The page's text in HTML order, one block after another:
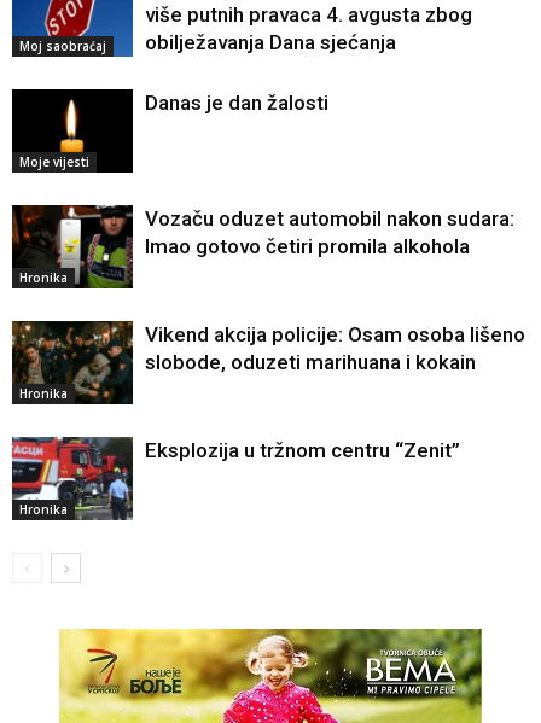
Moj saobraćaj
više putnih pravaca 4. avgusta zbog
obilježavanja Dana sjećanja
Moje vijesti
Danas je dan žalosti
Hronika
Vozaču oduzet automobil nakon sudara:
Imao gotovo četiri promila alkohola
Hronika
Vikend akcija policije: Osam osoba lišeno
slobode, oduzeti marihuana i kokain
Hronika
Eksplozija u tržnom centru “Zenit”